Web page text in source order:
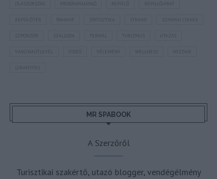
OLASZORSZÁG REPÜLŐJÁRAT
REPÜLŐTÉR STATISZTIKA STRAND SZAKMAI CIKKEK
SZPONZOR SZÁLLODA TERMÁL TURIZMUS UTAZÁS
VAKCINAÚTLEVÉL WIZZAIR
ÚJRANYITÁS
MR SPABOOK
A Szerzőről
Turisztikai szakértő, utazó blogger, vendégélmény